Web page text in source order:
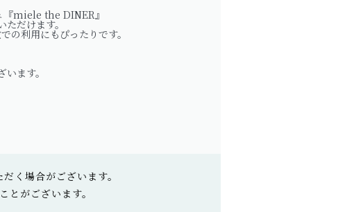
『miele the DINER』
だけます。
の利用にもぴったりです。
ます。
く場合がございます。
がございます。